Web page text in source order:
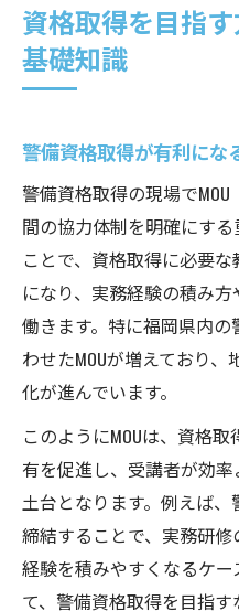
資格取得を目指
基礎知識
警備資格取得が有利にな
警備資格取得の現場で
間の協力体制を明確にする
ことで、資格取得に必要
になり、実務経験の積み
働きます。特に福岡県内
わせたMOUが増えており
化が進んでいます。
このようにMOUは、資格
有を促進し、受講者が効
土台となります。例えば、
締結することで、実務研
経験を積みやすくなるケ
て、警備資格取得を目指す